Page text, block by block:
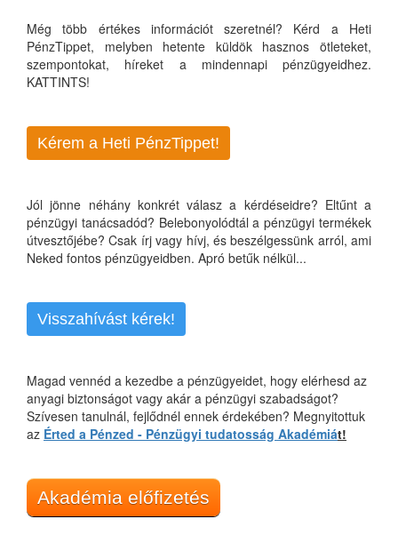
Még több értékes információt szeretnél? Kérd a Heti
PénzTippet, melyben hetente küldök hasznos ötleteket,
szempontokat, híreket a mindennapi pénzügyeidhez.
KATTINTS!
Kérem a Heti PénzTippet!
Jól jönne néhány konkrét válasz a kérdéseidre? Eltűnt a
pénzügyi tanácsadód? Belebonyolódtál a pénzügyi termékek
útvesztőjébe? Csak írj vagy hívj, és beszélgessünk arról, ami
Neked fontos pénzügyeidben. Apró betűk nélkül...
Visszahívást kérek!
Magad vennéd a kezedbe a pénzügyeidet, hogy elérhesd az
anyagi biztonságot vagy akár a pénzügyi szabadságot?
Szívesen tanulnál, fejlődnél ennek érdekében? Megnyitottuk
az Érted a Pénzed - Pénzügyi tudatosság Akadémiát!
Akadémia előfizetés